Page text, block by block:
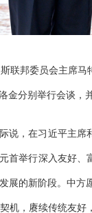
联邦委员会主席
金分别举行会谈，
说，在习近平主
首举行深入友好
展的新阶段。中
机，赓续传统友